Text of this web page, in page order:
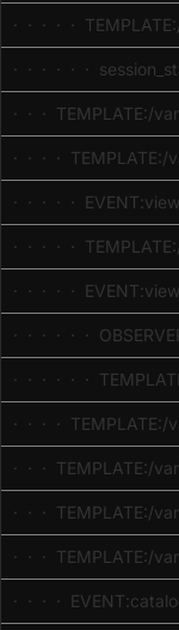
· · · · ·
· · · · · ·
· · · TEMPLATE:/
· · · ·
· · · · ·
· · · · ·
· · · · ·
· · · · · ·
· · · · · ·
· · · ·
· · · TEMPLATE:/
· · · TEMPLATE:/
· · · TEMPLATE:/
· · · ·